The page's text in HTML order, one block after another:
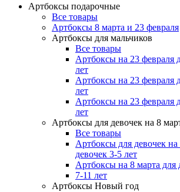
Артбоксы подарочные
Все товары
Артбоксы 8 марта и 23 февраля
Артбоксы для мальчиков
Все товары
Артбоксы на 23 февраля
лет
Артбоксы на 23 февраля
лет
Артбоксы на 23 февраля
лет
Артбоксы для девочек на 8
Все товары
Артбоксы для девочек на
девочек 3-5 лет
Артбоксы на 8 марта для
7-11 лет
Артбоксы Новый год